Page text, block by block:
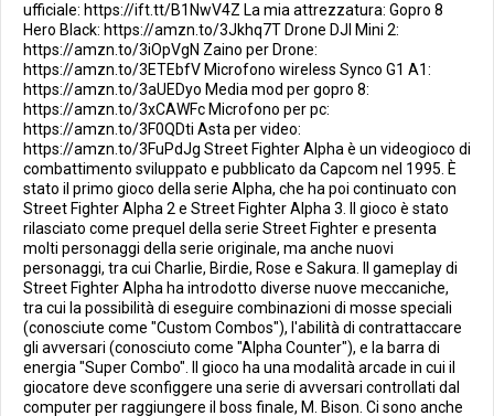
ufficiale: https://ift.tt/B1NwV4Z La mia attrezzatura: Gopro 8
Hero Black: https://amzn.to/3Jkhq7T Drone DJI Mini 2:
https://amzn.to/3iOpVgN Zaino per Drone:
https://amzn.to/3ETEbfV Microfono wireless Synco G1 A1:
https://amzn.to/3aUEDyo Media mod per gopro 8:
https://amzn.to/3xCAWFc Microfono per pc:
https://amzn.to/3F0QDti Asta per video:
https://amzn.to/3FuPdJg Street Fighter Alpha è un videogioco di
combattimento sviluppato e pubblicato da Capcom nel 1995. È
stato il primo gioco della serie Alpha, che ha poi continuato con
Street Fighter Alpha 2 e Street Fighter Alpha 3. Il gioco è stato
rilasciato come prequel della serie Street Fighter e presenta
molti personaggi della serie originale, ma anche nuovi
personaggi, tra cui Charlie, Birdie, Rose e Sakura. Il gameplay di
Street Fighter Alpha ha introdotto diverse nuove meccaniche,
tra cui la possibilità di eseguire combinazioni di mosse speciali
(conosciute come "Custom Combos"), l'abilità di contrattaccare
gli avversari (conosciuto come "Alpha Counter"), e la barra di
energia "Super Combo". Il gioco ha una modalità arcade in cui il
giocatore deve sconfiggere una serie di avversari controllati dal
computer per raggiungere il boss finale, M. Bison. Ci sono anche